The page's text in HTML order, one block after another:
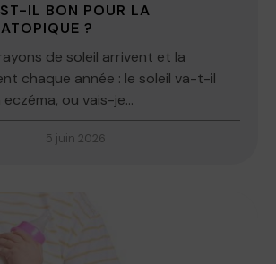
IL BON POUR LA
?
de soleil arrivent et la
chaque année : le soleil va-t-il
ou vais-je...
5 juin 2026